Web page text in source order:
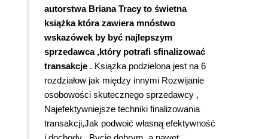
autorstwa Briana Tracy to świetna
książka która zawiera mnóstwo
wskazówek by być najlepszym
sprzedawca ,który potrafi sfinalizować
transakcje . Książka podzielona jest na 6
rozdziałow jak między innymi Rozwijanie
osobowości skutecznego sprzedawcy ,
Najefektywniejsze techniki finalizowania
transakcji,Jak podwoić własną efektywność